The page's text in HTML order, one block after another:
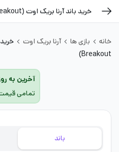
خرید باند آرنا بریک اوت (Bonds Arena Breakout)
خانه بازی ها آرنا بریک اوت
Breakout)
آخرین به روز
تمامی
باند